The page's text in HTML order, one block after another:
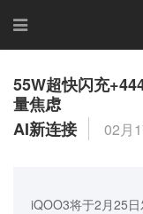
55W超快闪充
量焦虑
AI新连接
02月
iQOO3将于2月25日